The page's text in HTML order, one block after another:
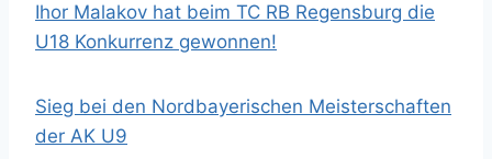
Ihor Malakov hat beim TC RB Regensburg die
U18 Konkurrenz gewonnen!
Sieg bei den Nordbayerischen Meisterschaften
der AK U9